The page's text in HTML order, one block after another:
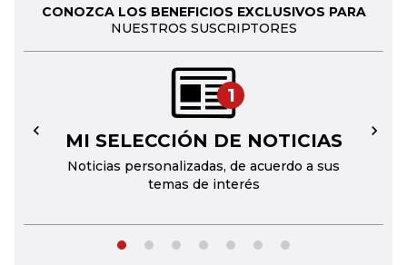
CONOZCA LOS BENEFICIOS EXCLUSIVOS PARA
NUESTROS SUSCRIPTORES
1
MI SELECCIÓN DE NOTICIAS
Noticias personalizadas, de acuerdo a sus
temas de interés
← →